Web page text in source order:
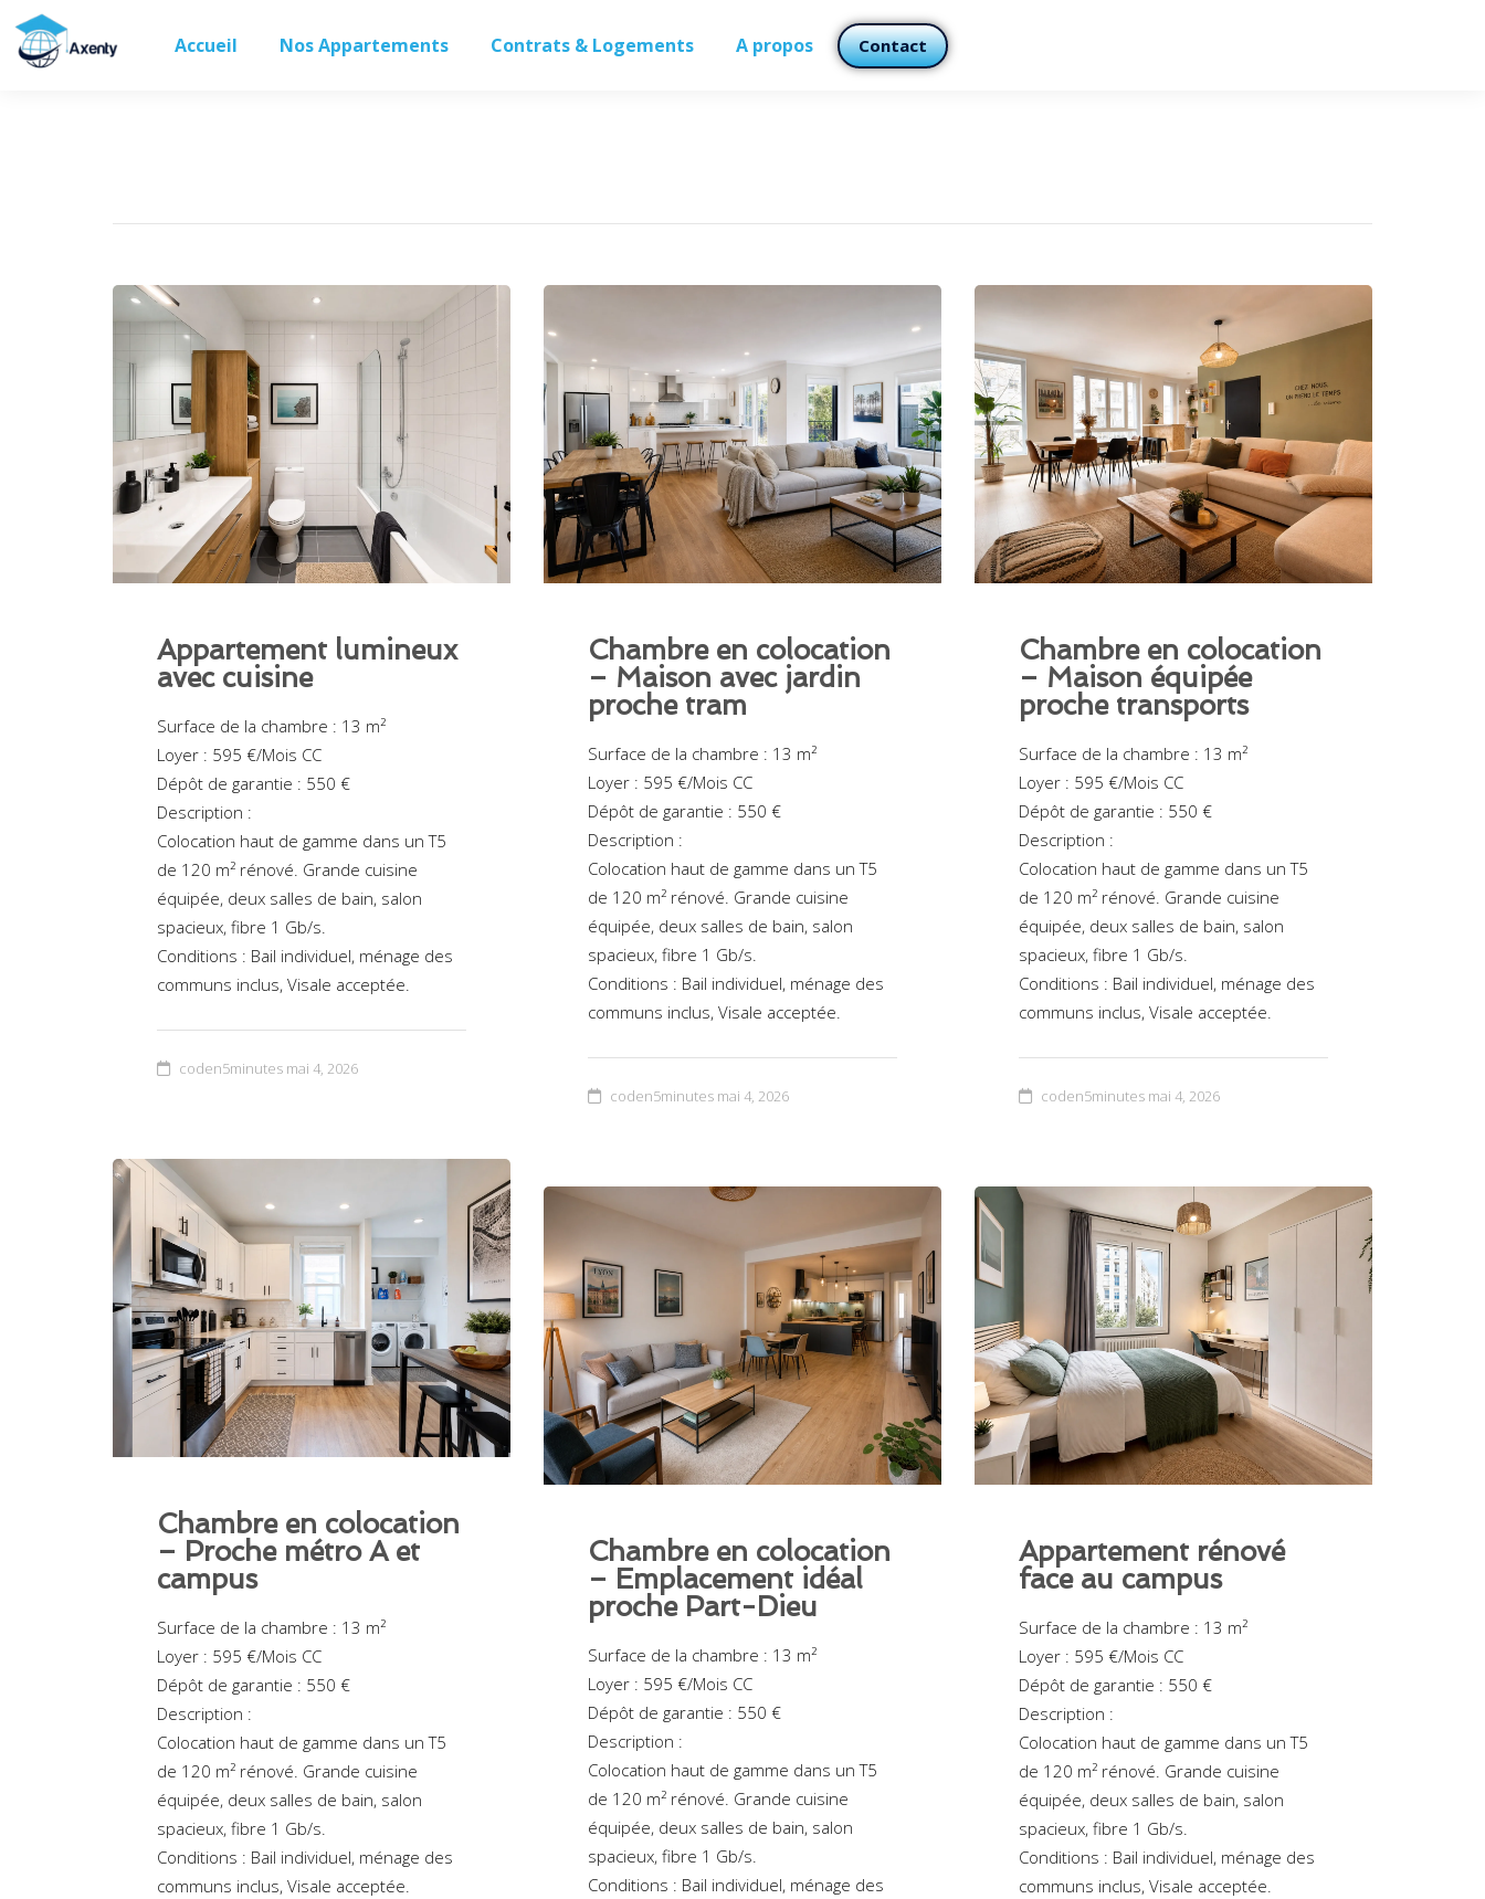
Accueil Nos Appartements Contrats & Logements A propos Contact
Appartement lumineux
avec cuisine
Surface de la chambre : 13 m²
Loyer : 595 €/Mois CC
Dépôt de garantie : 550 €
Description :
Colocation haut de gamme dans un T5
de 120 m² rénové. Grande cuisine
équipée, deux salles de bain, salon
spacieux, fibre 1 Gb/s.
Conditions : Bail individuel, ménage des
communs inclus, Visale acceptée.
coden5minutes mai 4, 2026
Chambre en colocation
– Maison avec jardin
proche tram
Surface de la chambre : 13 m²
Loyer : 595 €/Mois CC
Dépôt de garantie : 550 €
Description :
Colocation haut de gamme dans un T5
de 120 m² rénové. Grande cuisine
équipée, deux salles de bain, salon
spacieux, fibre 1 Gb/s.
Conditions : Bail individuel, ménage des
communs inclus, Visale acceptée.
coden5minutes mai 4, 2026
Chambre en colocation
– Maison équipée
proche transports
Surface de la chambre : 13 m²
Loyer : 595 €/Mois CC
Dépôt de garantie : 550 €
Description :
Colocation haut de gamme dans un T5
de 120 m² rénové. Grande cuisine
équipée, deux salles de bain, salon
spacieux, fibre 1 Gb/s.
Conditions : Bail individuel, ménage des
communs inclus, Visale acceptée.
coden5minutes mai 4, 2026
Chambre en colocation
– Proche métro A et
campus
Surface de la chambre : 13 m²
Loyer : 595 €/Mois CC
Dépôt de garantie : 550 €
Description :
Colocation haut de gamme dans un T5
de 120 m² rénové. Grande cuisine
équipée, deux salles de bain, salon
spacieux, fibre 1 Gb/s.
Conditions : Bail individuel, ménage des
communs inclus, Visale acceptée.
Chambre en colocation
– Emplacement idéal
proche Part-Dieu
Surface de la chambre : 13 m²
Loyer : 595 €/Mois CC
Dépôt de garantie : 550 €
Description :
Colocation haut de gamme dans un T5
de 120 m² rénové. Grande cuisine
équipée, deux salles de bain, salon
spacieux, fibre 1 Gb/s.
Conditions : Bail individuel, ménage des
Appartement rénové
face au campus
Surface de la chambre : 13 m²
Loyer : 595 €/Mois CC
Dépôt de garantie : 550 €
Description :
Colocation haut de gamme dans un T5
de 120 m² rénové. Grande cuisine
équipée, deux salles de bain, salon
spacieux, fibre 1 Gb/s.
Conditions : Bail individuel, ménage des
communs inclus, Visale acceptée.